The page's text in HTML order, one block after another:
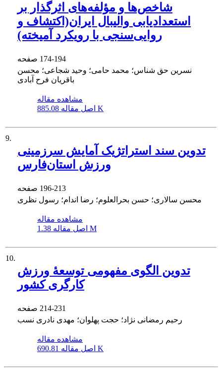
شاخص‌ها و مؤلفه‌های اثرگذار بر
استعدادیابی والیبال ایران‌(اکتشاف و
روایی‌سنجی با رویکرد آمیخته)
174-194
نسرین حق شناس؛ محمد حامی؛ وحید شجاعی؛ محسن
باقریان فرح آبادی
مشاهده مقاله
اصل مقاله 885.08 K
9.
تدوین سند استراتژیک آمایش سرزمینی
ورزش استان‌فارس
196-213
محسن سالاری؛ حسن بحرالعلوم؛ رضا اندام؛ رسول نظری
مشاهده مقاله
اصل مقاله 1.38 M
10.
تدوین الگوی مفهومی توسعۀ ورزش
کارگری کشور
214-231
رحیم رمضانی نژاد؛ حجت پهلوان؛ مهدی نادری نسب
مشاهده مقاله
اصل مقاله 690.81 K